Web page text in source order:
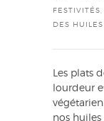
FESTIVITÉS
DES
Les plats
lourdeur
nos huiles